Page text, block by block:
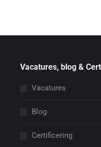
Vacatures, blog &
Vacatures
Blog
Certificering